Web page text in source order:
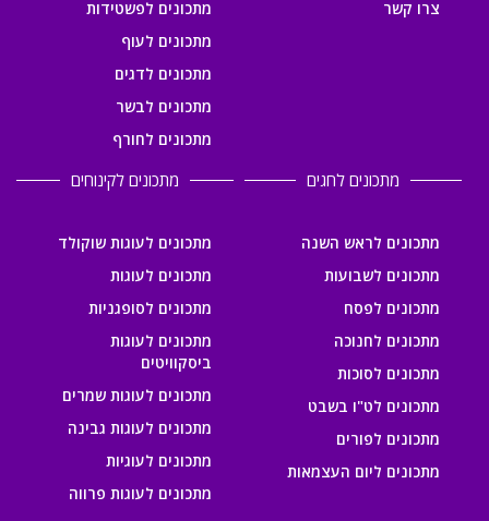
צרו קשר
מתכונים לפשטידות
מתכונים לעוף
מתכונים לדגים
מתכונים לבשר
מתכונים לחורף
מתכונים לחגים
מתכונים לראש השנה
מתכונים לשבועות
מתכונים לפסח
מתכונים לחנוכה
מתכונים לסוכות
מתכונים לט"ו בשבט
מתכונים לפורים
מתכונים ליום העצמאות
מתכונים לקינוחים
מתכונים לעוגות שוקולד
מתכונים לעוגות
מתכונים לסופגניות
מתכונים לעוגות
ביסקוויטים
מתכונים לעוגות שמרים
מתכונים לעוגות גבינה
מתכונים לעוגיות
מתכונים לעוגות פרווה